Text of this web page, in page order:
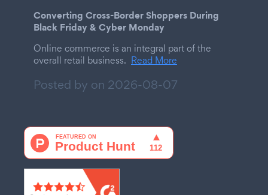
Converting Cross-Border Shoppers During
Black Friday & Cyber Monday
Online commerce is an integral part of the
overall retail business. Read More
Posted by on 2026-08-07